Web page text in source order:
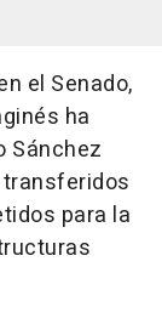
el Senado,
ha
Sánchez
para la